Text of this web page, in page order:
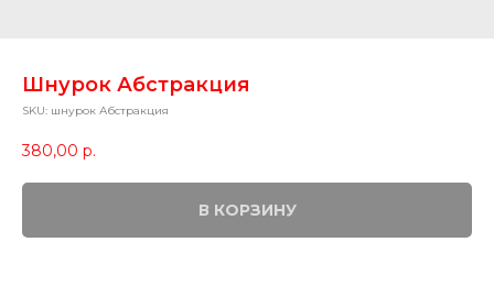
Шнурок Абстракция
SKU: шнурок Абстракция
380,00 р.
В КОРЗИНУ